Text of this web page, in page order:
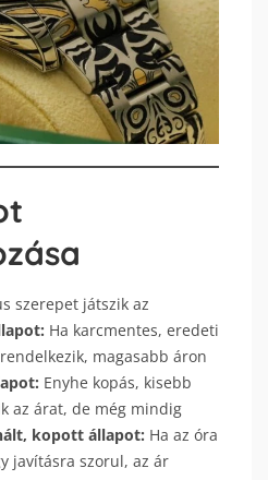
szerepet játszik az
Ha karcmentes, eredeti
magasabb áron
Enyhe kopás, kisebb
az árat, de még mindig
kopott állapot: Ha az óra
javításra szorul, az ár